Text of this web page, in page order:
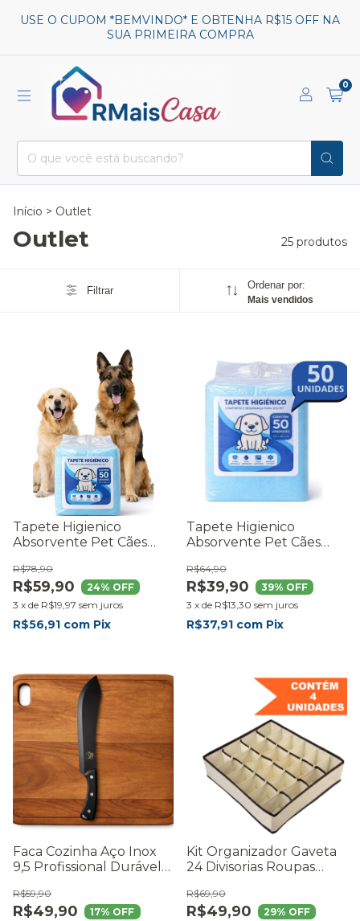
USE O CUPOM *BEMVINDO* E OBTENHA R$15 OFF NA
SUA PRIMEIRA COMPRA
0
Início > Outlet
Outlet 25 produtos
Filtrar Ordenar por:
Mais vendidos
Tapete Higienico
Absorvente Pet Cães
R$59,90
R$78,90
24% OFF
3 x de R$19,97 sem juros
R$56,91 com Pix
Tapete Higienico
Absorvente Pet Cães
R$39,90
R$64,90
39% OFF
3 x de R$13,30 sem juros
R$37,91 com Pix
Faca Cozinha Aço Inox
9,5 Profissional Durável
R$49,90
R$59,90
17% OFF
Kit Organizador Gaveta
24 Divisorias Roupas
Unidades
R$49,90
R$69,90
29% OFF